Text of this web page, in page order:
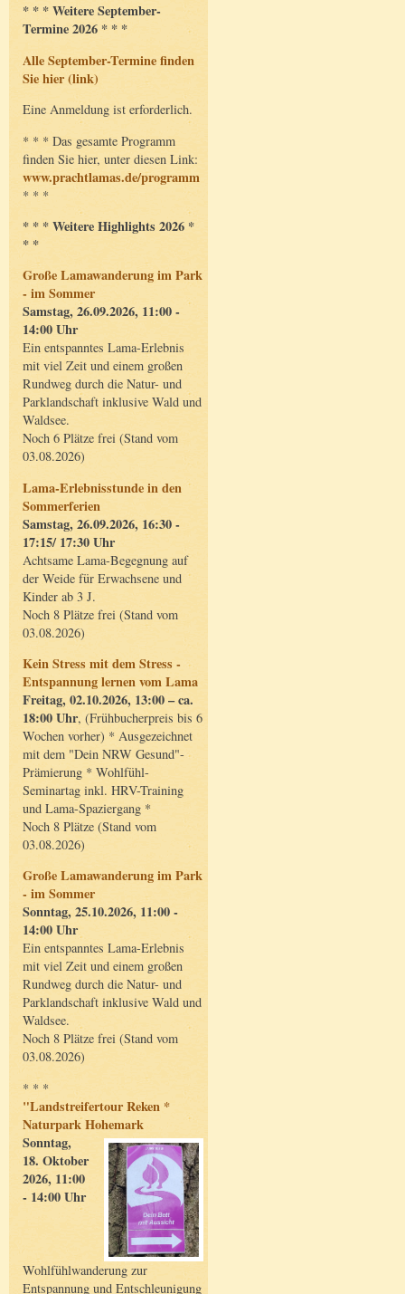
* * * Weitere September-
Termine 2026 * * *
Alle September-Termine finden
Sie hier (link)
Eine Anmeldung ist erforderlich.
* * * Das gesamte Programm
finden Sie hier, unter diesen Link:
www.prachtlamas.de/programm
* * *
* * * Weitere Highlights 2026 *
* *
Große Lamawanderung im Park
- im Sommer
Samstag, 26.09.2026, 11:00 -
14:00 Uhr
Ein entspanntes Lama-Erlebnis
mit viel Zeit und einem großen
Rundweg durch die Natur- und
Parklandschaft inklusive Wald und
Waldsee.
Noch 6 Plätze frei (Stand vom
03.08.2026)
Lama-Erlebnisstunde in den
Sommerferien
Samstag, 26.09.2026, 16:30 -
17:15/ 17:30 Uhr
Achtsame Lama-Begegnung auf
der Weide für Erwachsene und
Kinder ab 3 J.
Noch 8 Plätze frei (Stand vom
03.08.2026)
Kein Stress mit dem Stress -
Entspannung lernen vom Lama
Freitag, 02.10.2026, 13:00 – ca.
18:00 Uhr, (Frühbucherpreis bis 6
Wochen vorher) * Ausgezeichnet
mit dem "Dein NRW Gesund"-
Prämierung * Wohlfühl-
Seminartag inkl. HRV-Training
und Lama-Spaziergang *
Noch 8 Plätze (Stand vom
03.08.2026)
Große Lamawanderung im Park
- im Sommer
Sonntag, 25.10.2026, 11:00 -
14:00 Uhr
Ein entspanntes Lama-Erlebnis
mit viel Zeit und einem großen
Rundweg durch die Natur- und
Parklandschaft inklusive Wald und
Waldsee.
Noch 8 Plätze frei (Stand vom
03.08.2026)
* * *
"Landstreifertour Reken *
Naturpark Hohemark
Sonntag,
18. Oktober
2026, 11:00
- 14:00 Uhr
Wohlfühlwanderung zur
Entspannung und Entschleunigung